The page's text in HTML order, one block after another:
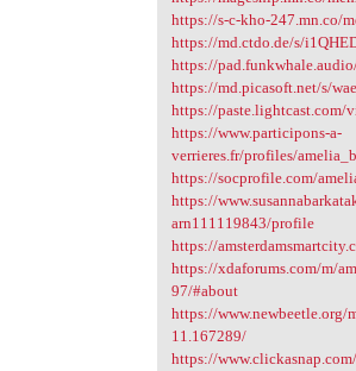
https://s-c-kho-247.mn.co/
https://md.ctdo.de/s/
https://
https://md.picasoft.net/s/
https://paste.lightcast.com/
https://www.participons-a-
verrieres.fr/profiles/
https://socprofile.com/
https://
arn111119843/profile
https://
https://xdaforums.com/m/
97/#about
https://www.newbeetle.org/
11.167289/
https://